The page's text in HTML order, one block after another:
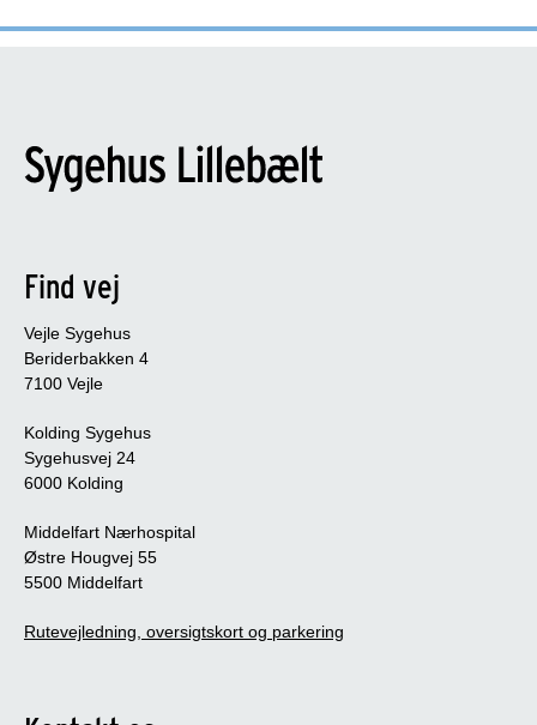
Find vej
Vejle Sygehus
Beriderbakken 4
7100 Vejle
Kolding Sygehus
Sygehusvej 24
6000 Kolding
Middelfart Nærhospital
Østre Hougvej 55
5500 Middelfart
Rutevejledning, oversigtskort og parkering